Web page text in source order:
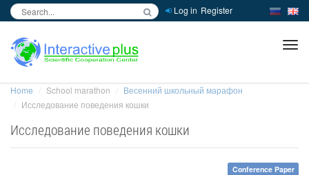
Log in Register
Home School marathon
Весенний школьный марафон
Исследование поведения кошки
Исследование поведения кошки
Conference Paper